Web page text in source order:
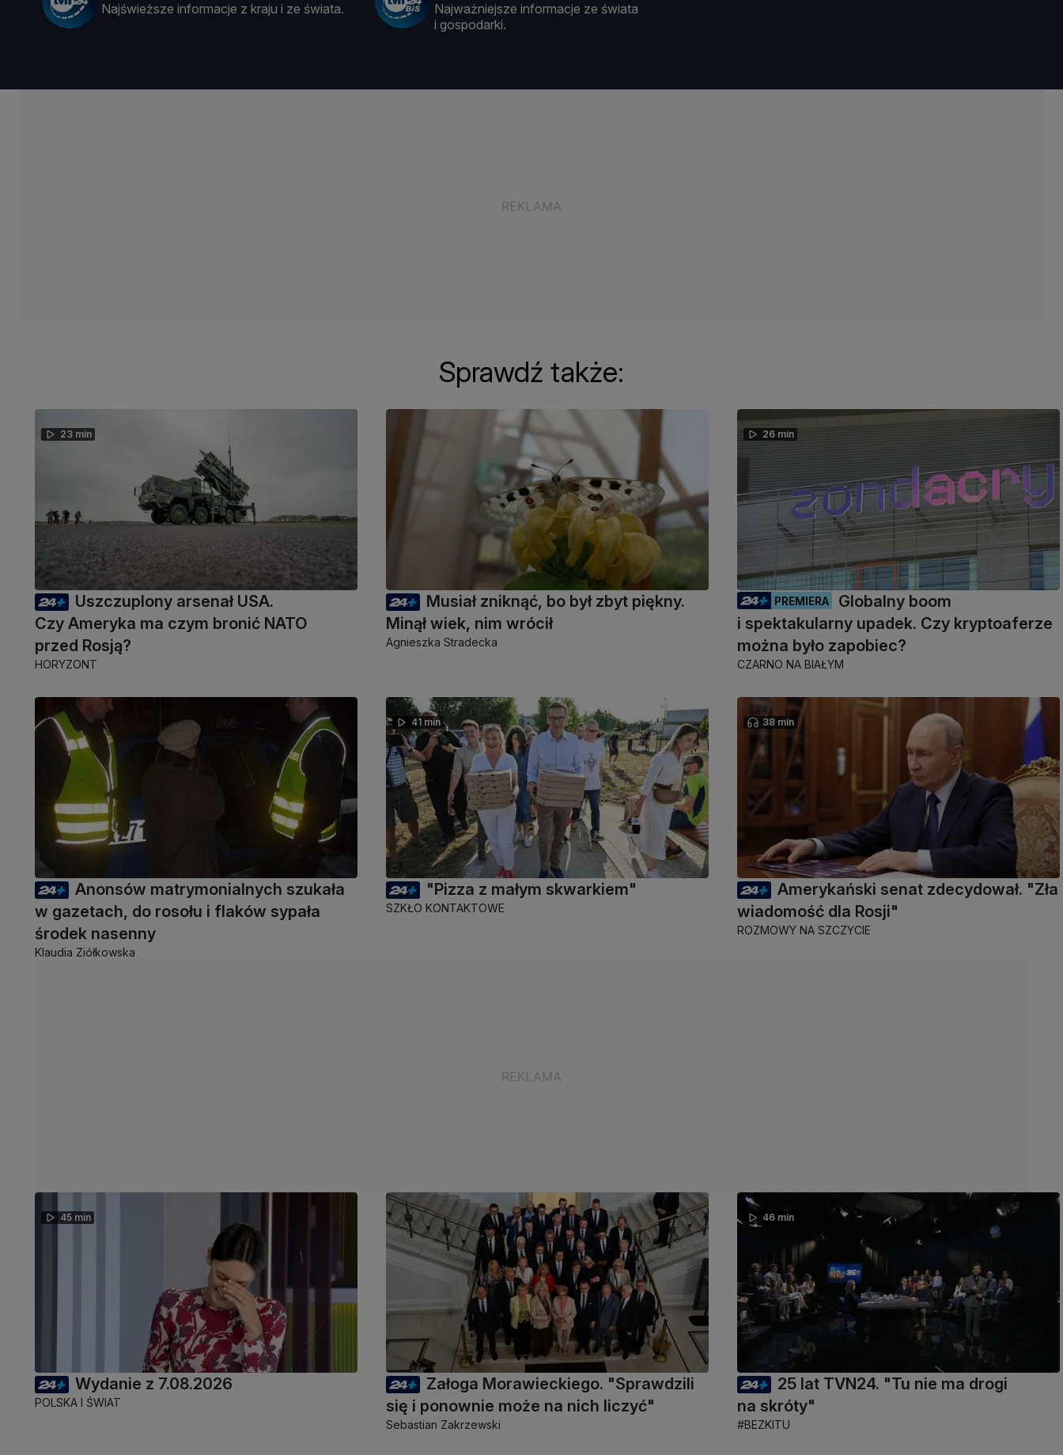
Najświeższe informacje z kraju i ze świata.
Najważniejsze informacje ze świata
i gospodarki.
Sprawdź także:
23 min
Uszczuplony arsenał USA.
Czy Ameryka ma czym bronić NATO
przed Rosją?
HORYZONT
Musiał zniknąć, bo był zbyt piękny.
Minął wiek, nim wrócił
Agnieszka Stradecka
26 min
PREMIERA
Globalny boom
i spektakularny upadek. Czy kryptoaferze
można było zapobiec?
CZARNO NA BIAŁYM
Anonsów matrymonialnych szukała
w gazetach, do rosołu i flaków sypała
środek nasenny
Klaudia Ziółkowska
41 min
"Pizza z małym skwarkiem"
SZKŁO KONTAKTOWE
38 min
Amerykański senat zdecydował. "Zła
wiadomość dla Rosji"
ROZMOWY NA SZCZYCIE
45 min
Wydanie z 7.08.2026
POLSKA I ŚWIAT
Załoga Morawieckiego. "Sprawdzili
się i ponownie może na nich liczyć"
Sebastian Zakrzewski
46 min
25 lat TVN24. "Tu nie ma drogi
na skróty"
#BEZKITU